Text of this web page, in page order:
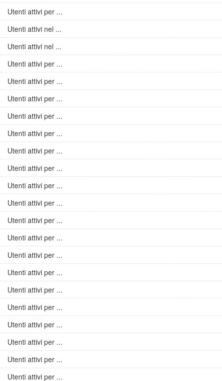
Utenti attivi per ...
Utenti attivi nel ...
Utenti attivi nel ...
Utenti attivi per ...
Utenti attivi per ...
Utenti attivi per ...
Utenti attivi per ...
Utenti attivi per ...
Utenti attivi per ...
Utenti attivi per ...
Utenti attivi per ...
Utenti attivi per ...
Utenti attivi per ...
Utenti attivi per ...
Utenti attivi per ...
Utenti attivi per ...
Utenti attivi per ...
Utenti attivi per ...
Utenti attivi per ...
Utenti attivi per ...
Utenti attivi per ...
Utenti attivi per ...